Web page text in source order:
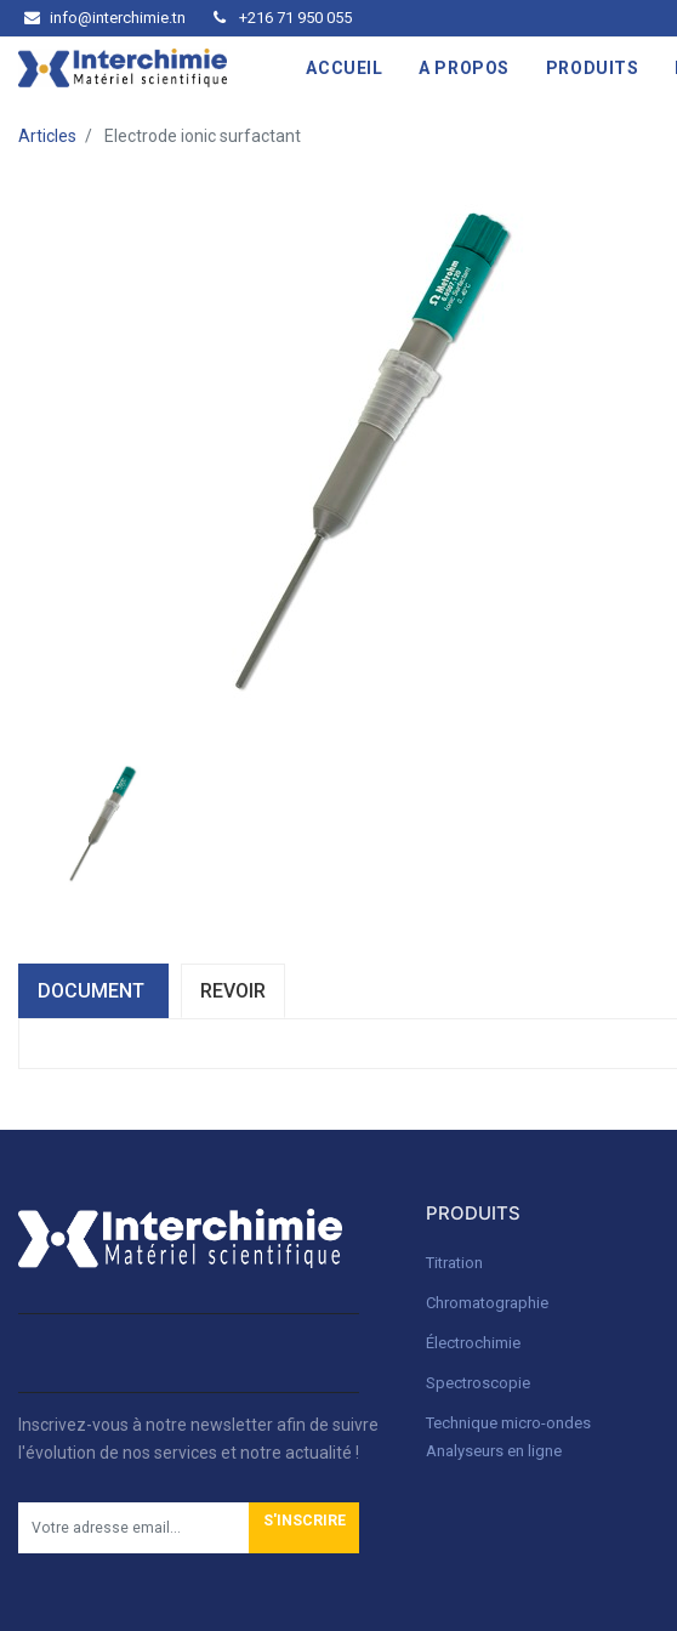
info@interchimie.tn +216 71 950 055
ACCUEIL A PROPOS PRODUITS
Articles Electrode ionic surfactant
DOCUMENT REVOIR
Inscrivez-vous à notre newsletter afin de suivre
l'évolution de nos services et notre actualité !
S'INSCRIRE
PRODUITS
Titration
Chromatographie
Électrochimie
Spectroscopie
Technique micro-ondes
Analyseurs en ligne